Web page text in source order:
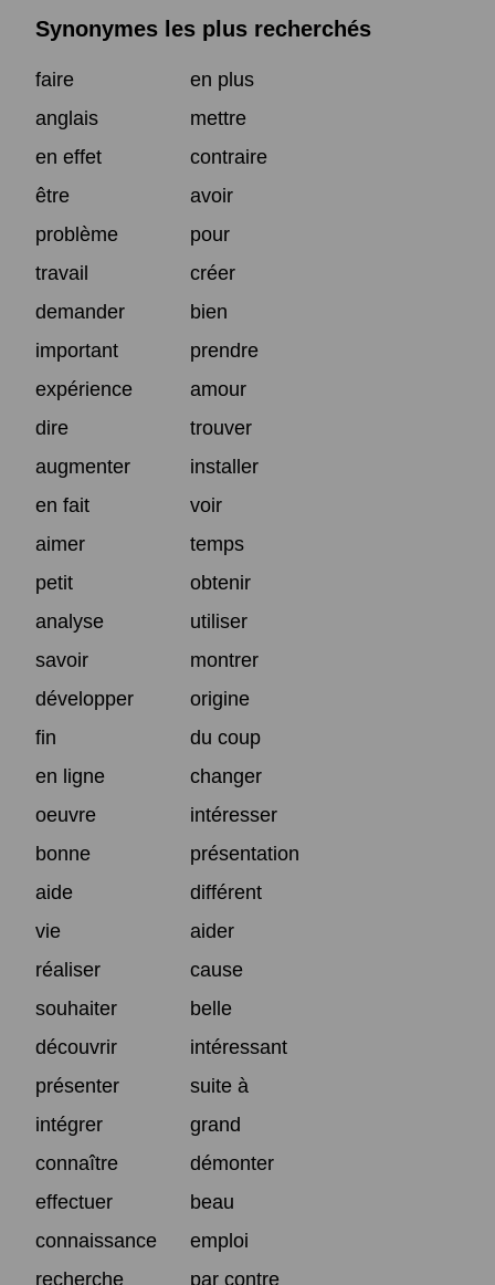
Synonymes les plus recherchés
faire
en plus
anglais
mettre
en effet
contraire
être
avoir
problème
pour
travail
créer
demander
bien
important
prendre
expérience
amour
dire
trouver
augmenter
installer
en fait
voir
aimer
temps
petit
obtenir
analyse
utiliser
savoir
montrer
développer
origine
fin
du coup
en ligne
changer
oeuvre
intéresser
bonne
présentation
aide
différent
vie
aider
réaliser
cause
souhaiter
belle
découvrir
intéressant
présenter
suite à
intégrer
grand
connaître
démonter
effectuer
beau
connaissance
emploi
recherche
par contre